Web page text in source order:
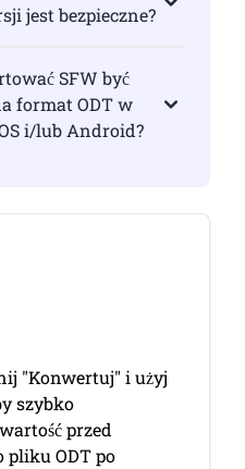
jest bezpieczne?
SFW być
format ODT w
i/lub Android?
"Konwertuj" i użyj
szybko
przed
pliku ODT po